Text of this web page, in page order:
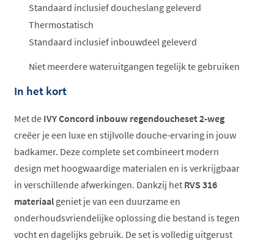
Standaard inclusief doucheslang geleverd
Thermostatisch
Standaard inclusief inbouwdeel geleverd
Niet meerdere wateruitgangen tegelijk te gebruiken
In het kort
Met de IVY Concord inbouw regendoucheset 2-weg
creëer je een luxe en stijlvolle douche-ervaring in jouw
badkamer. Deze complete set combineert modern
design met hoogwaardige materialen en is verkrijgbaar
in verschillende afwerkingen. Dankzij het RVS 316
materiaal geniet je van een duurzame en
onderhoudsvriendelijke oplossing die bestand is tegen
vocht en dagelijks gebruik. De set is volledig uitgerust